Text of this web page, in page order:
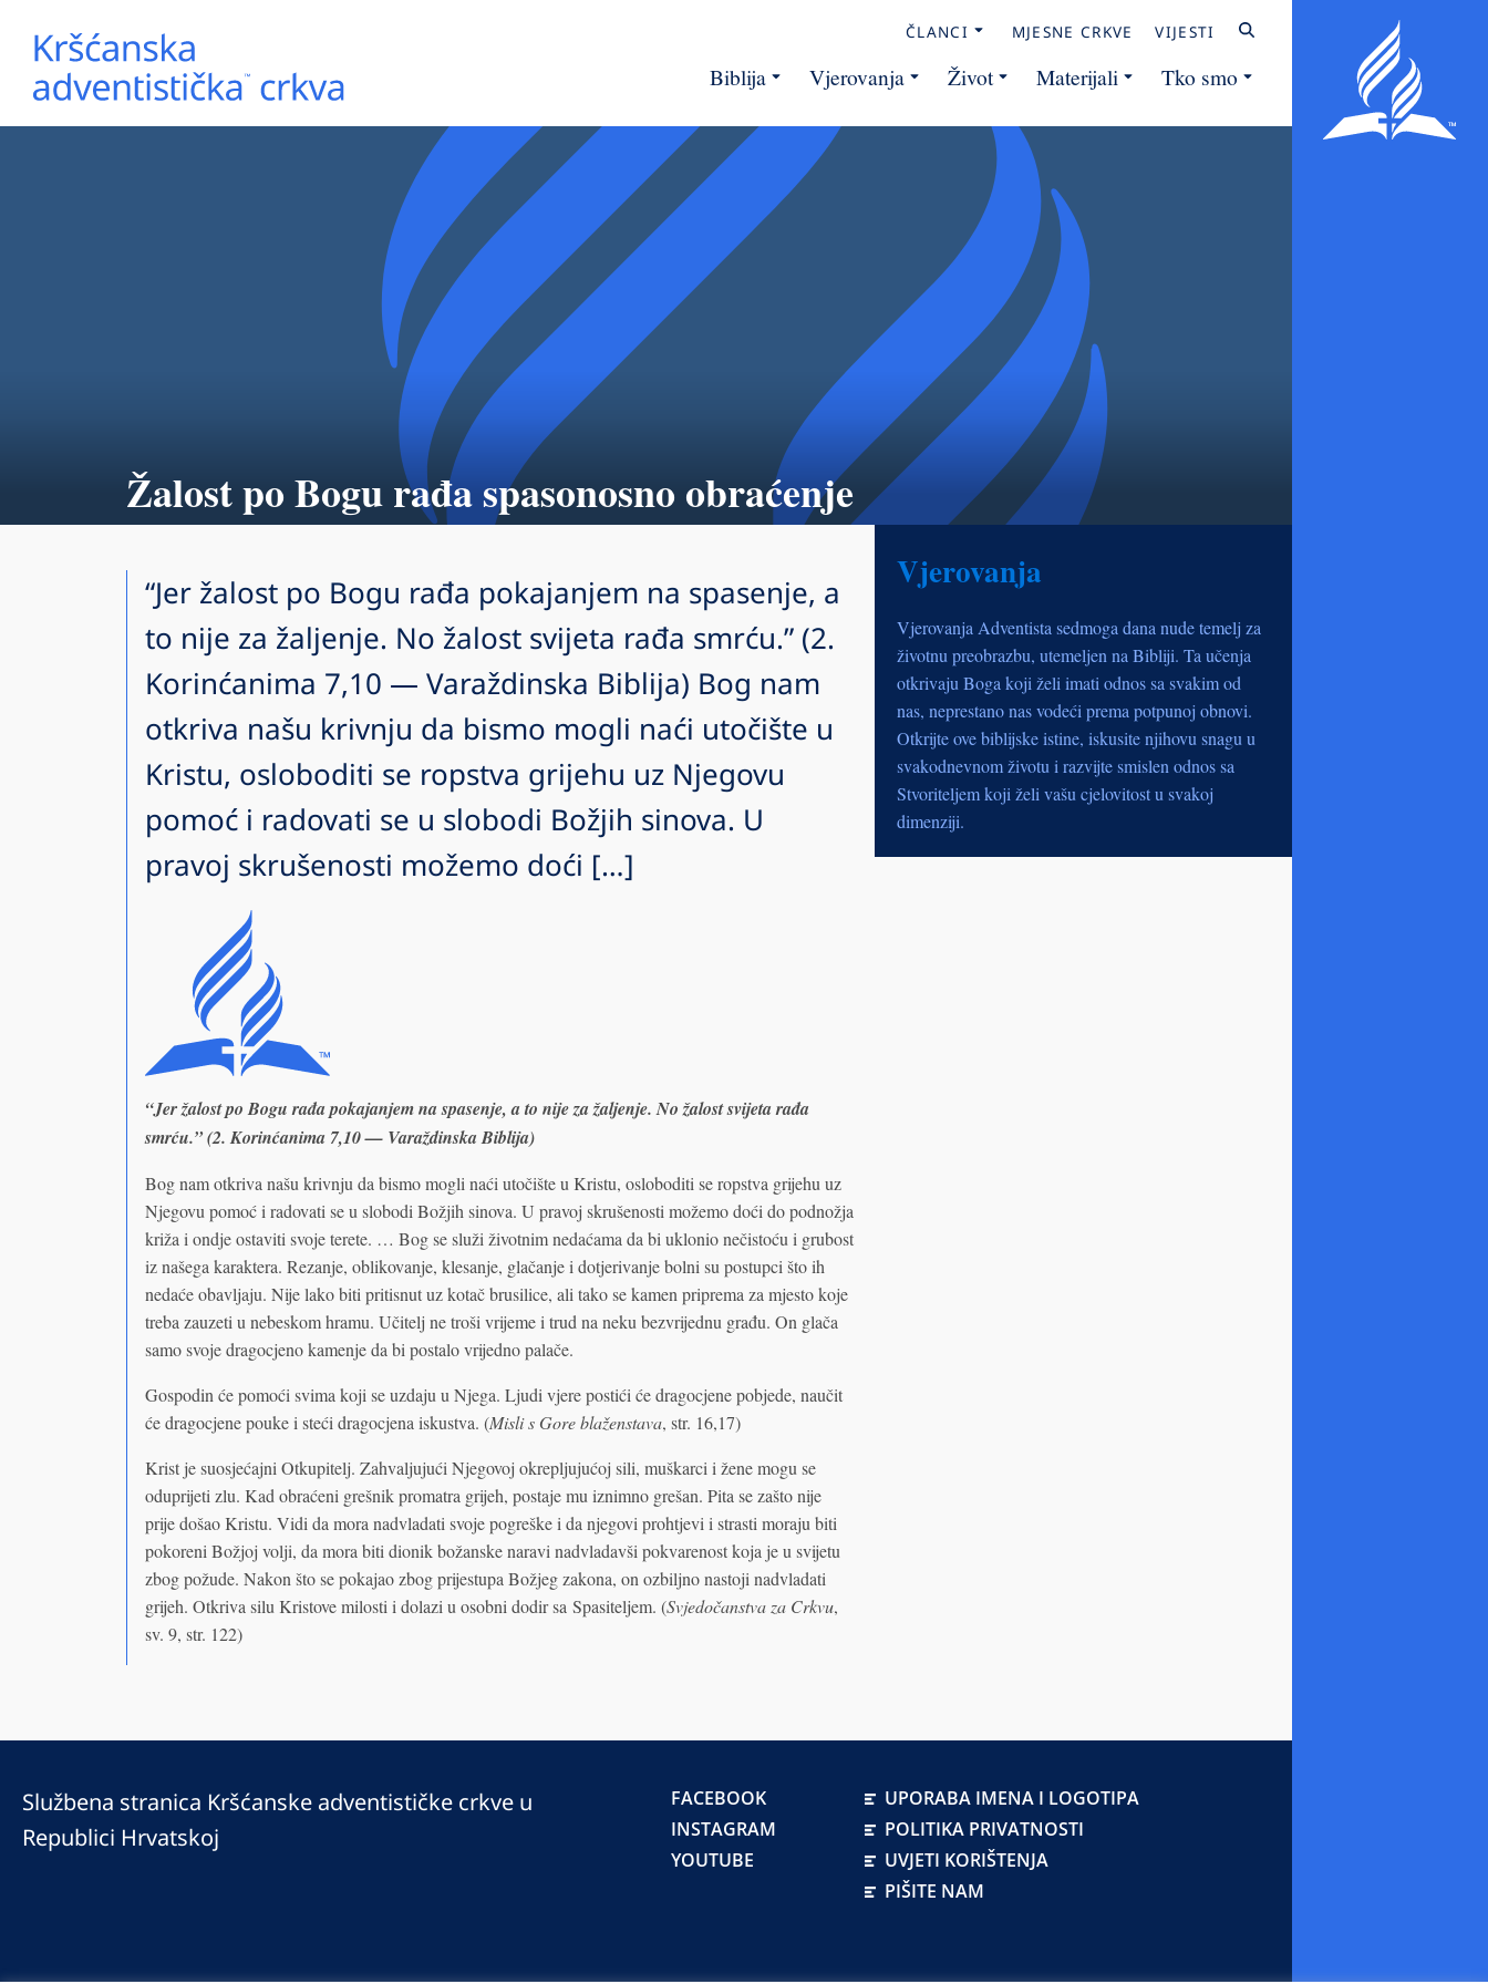
ČLANCI MJESNE CRKVE VIJESTI
Biblija Vjerovanja Život Materijali Tko smo
Žalost po Bogu rađa spasonosno obraćenje
“Jer žalost po Bogu rađa pokajanjem na spasenje, a
to nije za žaljenje. No žalost svijeta rađa smrću.” (2.
Korinćanima 7,10 — Varaždinska Biblija) Bog nam
otkriva našu krivnju da bismo mogli naći utočište u
Kristu, osloboditi se ropstva grijehu uz Njegovu
pomoć i radovati se u slobodi Božjih sinova. U
pravoj skrušenosti možemo doći […]
“Jer žalost po Bogu rađa pokajanjem na spasenje, a to nije za žaljenje. No žalost svijeta rađa
smrću.” (2. Korinćanima 7,10 — Varaždinska Biblija)
Bog nam otkriva našu krivnju da bismo mogli naći utočište u Kristu, osloboditi se ropstva grijehu uz
Njegovu pomoć i radovati se u slobodi Božjih sinova. U pravoj skrušenosti možemo doći do podnožja
križa i ondje ostaviti svoje terete. … Bog se služi životnim nedaćama da bi uklonio nečistoću i grubost
iz našega karaktera. Rezanje, oblikovanje, klesanje, glačanje i dotjerivanje bolni su postupci što ih
nedaće obavljaju. Nije lako biti pritisnut uz kotač brusilice, ali tako se kamen priprema za mjesto koje
treba zauzeti u nebeskom hramu. Učitelj ne troši vrijeme i trud na neku bezvrijednu građu. On glača
samo svoje dragocjeno kamenje da bi postalo vrijedno palače.
Gospodin će pomoći svima koji se uzdaju u Njega. Ljudi vjere postići će dragocjene pobjede, naučit
će dragocjene pouke i steći dragocjena iskustva. (Misli s Gore blaženstava, str. 16,17)
Krist je suosjećajni Otkupitelj. Zahvaljujući Njegovoj okrepljujućoj sili, muškarci i žene mogu se
oduprijeti zlu. Kad obraćeni grešnik promatra grijeh, postaje mu iznimno grešan. Pita se zašto nije
prije došao Kristu. Vidi da mora nadvladati svoje pogreške i da njegovi prohtjevi i strasti moraju biti
pokoreni Božjoj volji, da mora biti dionik božanske naravi nadvladavši pokvarenost koja je u svijetu
zbog požude. Nakon što se pokajao zbog prijestupa Božjeg zakona, on ozbiljno nastoji nadvladati
grijeh. Otkriva silu Kristove milosti i dolazi u osobni dodir sa Spasiteljem. (Svjedočanstva za Crkvu,
sv. 9, str. 122)
Vjerovanja
Vjerovanja Adventista sedmoga dana nude temelj za
životnu preobrazbu, utemeljen na Bibliji. Ta učenja
otkrivaju Boga koji želi imati odnos sa svakim od
nas, neprestano nas vodeći prema potpunoj obnovi.
Otkrijte ove biblijske istine, iskusite njihovu snagu u
svakodnevnom životu i razvijte smislen odnos sa
Stvoriteljem koji želi vašu cjelovitost u svakoj
dimenziji.
Službena stranica Kršćanske adventističke crkve u
Republici Hrvatskoj
FACEBOOK
INSTAGRAM
YOUTUBE
UPORABA IMENA I LOGOTIPA
POLITIKA PRIVATNOSTI
UVJETI KORIŠTENJA
PIŠITE NAM